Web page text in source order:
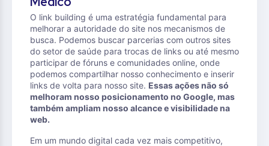
O link building é uma estratégia fundamental para
melhorar a autoridade do site nos mecanismos de
busca. Podemos buscar parcerias com outros sites
do setor de saúde para trocas de links ou até mesmo
participar de fóruns e comunidades online, onde
podemos compartilhar nosso conhecimento e inserir
links de volta para nosso site. Essas ações não só
melhoram nosso posicionamento no Google, mas
também ampliam nosso alcance e visibilidade na
web.
Em um mundo digital cada vez mais competitivo,